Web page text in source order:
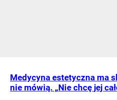
Medycyna estetyczna ma
nie mówią. „Nie chcę jej